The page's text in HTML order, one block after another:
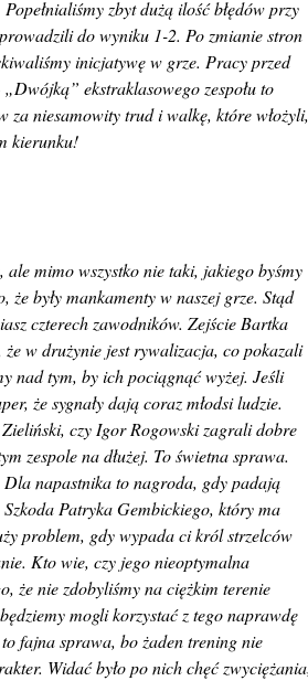
zbyt dużą ilość błędów przy
do wyniku 1-2. Po zmianie stron
inicjatywę w grze. Pracy przed
ekstraklasowego zespołu to
za niesamowity trud i walkę, które
kierunku!
ale mimo wszystko nie taki, jakiego byśmy
były mankamenty w naszej grze. Stąd
czterech zawodników. Zejście Bartka
w drużynie jest rywalizacja, co pokazali
nad tym, by ich pociągnąć wyżej. Jeśli
że sygnały dają coraz młodsi ludzie.
czy Igor Rogowski zagrali dobre
zespole na dłużej. To świetna sprawa.
Dla napastnika to nagroda, gdy padają
Patryka Gembickiego, który ma
problem, gdy wypada ci król strzelców
Kto wie, czy jego nieoptymalna
że nie zdobyliśmy na ciężkim terenie
mogli korzystać z tego naprawdę
fajna sprawa, bo żaden trening nie
Widać było po nich chęć